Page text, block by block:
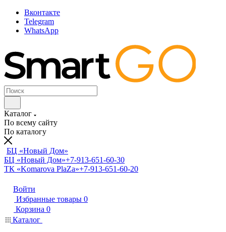
Вконтакте
Telegram
WhatsApp
Каталог
По всему сайту
По каталогу
БЦ «Новый Дом»
БЦ «Новый Дом»+7-913-651-60-30
ТК «Komarova PlaZa»+7-913-651-60-20
Войти
Избранные товары 0
Корзина 0
Каталог